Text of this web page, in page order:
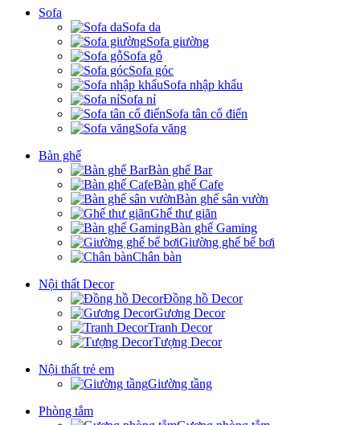
Sofa
Sofa da
Sofa giường
Sofa gỗ
Sofa góc
Sofa nhập khẩu
Sofa nỉ
Sofa tân cổ điển
Sofa văng
Bàn ghế
Bàn ghế Bar
Bàn ghế Cafe
Bàn ghế sân vườn
Ghế thư giãn
Bàn ghế Gaming
Giường ghế bể bơi
Chân bàn
Nội thất Decor
Đồng hồ Decor
Gương Decor
Tranh Decor
Tượng Decor
Nội thất trẻ em
Giường tầng
Phòng tắm